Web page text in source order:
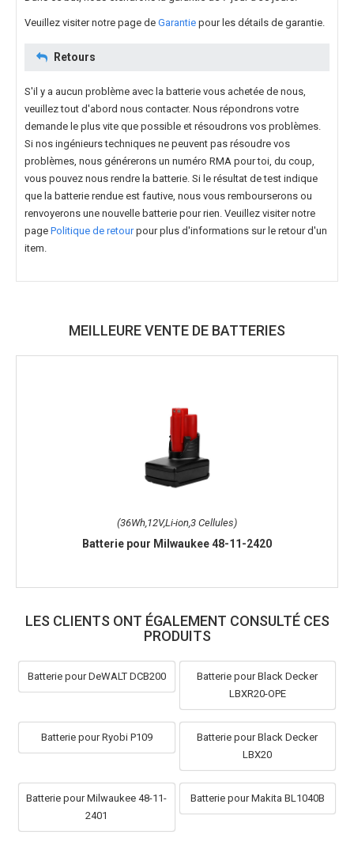
Veuillez visiter notre page de Garantie pour les détails de garantie.
Retours
S'il y a aucun problème avec la batterie vous achetée de nous,
veuillez tout d'abord nous contacter. Nous répondrons votre
demande le plus vite que possible et résoudrons vos problèmes.
Si nos ingénieurs techniques ne peuvent pas résoudre vos
problèmes, nous générerons un numéro RMA pour toi, du coup,
vous pouvez nous rendre la batterie. Si le résultat de test indique
que la batterie rendue est fautive, nous vous rembourserons ou
renvoyerons une nouvelle batterie pour rien. Veuillez visiter notre
page Politique de retourpour plus d'informations sur le retour d'un
item.
MEILLEURE VENTE DE BATTERIES
(36Wh,12V,Li-ion,3 Cellules)
Batterie pour Milwaukee 48-11-2420
LES CLIENTS ONT ÉGALEMENT CONSULTÉ CES
PRODUITS
Batterie pour DeWALT DCB200
Batterie pour Black Decker
LBXR20-OPE
Batterie pour Ryobi P109
Batterie pour Black Decker
LBX20
Batterie pour Milwaukee 48-11-
2401
Batterie pour Makita BL1040B